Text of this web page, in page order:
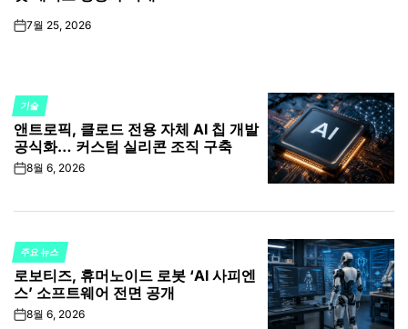
on7월 25, 2026
POSTED
IN
기술
앤트로픽, 클로드 전용 자체 AI 칩 개발
공식화… 커스텀 실리콘 조직 구축
on8월 6, 2026
POSTED
IN
주요 뉴스
로보티즈, 휴머노이드 로봇 ‘AI 사피엔
스’ 소프트웨어 전면 공개
on8월 6, 2026